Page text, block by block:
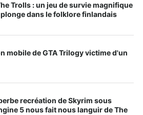
Trolls : un jeu de survie magnifique
dans le folklore finlandais
mobile de GTA Trilogy victime d'un
recréation de Skyrim sous
5 nous fait nous languir de The